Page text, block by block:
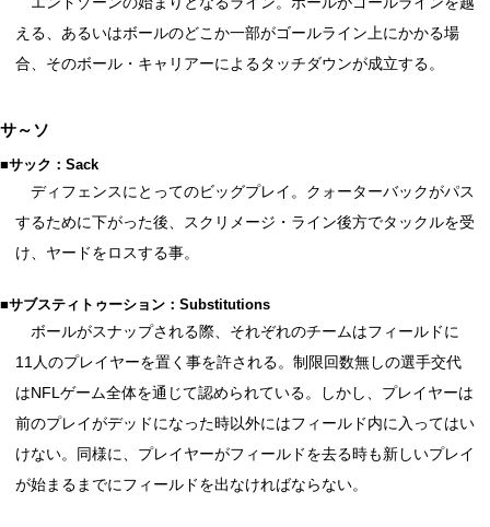
える、あるいはボールのどこか一部がゴールライン上にかかる場
合、そのボール・キャリアーによるタッチダウンが成立する。
サ～ソ
■サック：Sack
ディフェンスにとってのビッグプレイ。クォーターバックがパス
するために下がった後、スクリメージ・ライン後方でタックルを受
け、ヤードをロスする事。
■サブスティトゥーション：Substitutions
ボールがスナップされる際、それぞれのチームはフィールドに
11人のプレイヤーを置く事を許される。制限回数無しの選手交代
はNFLゲーム全体を通じて認められている。しかし、プレイヤーは
前のプレイがデッドになった時以外にはフィールド内に入ってはい
けない。同様に、プレイヤーがフィールドを去る時も新しいプレイ
が始まるまでにフィールドを出なければならない。